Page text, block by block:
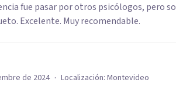
fue pasar por otros psicólogos, pero
Excelente. Muy recomendable.
de 2024 · Localización: Montevideo